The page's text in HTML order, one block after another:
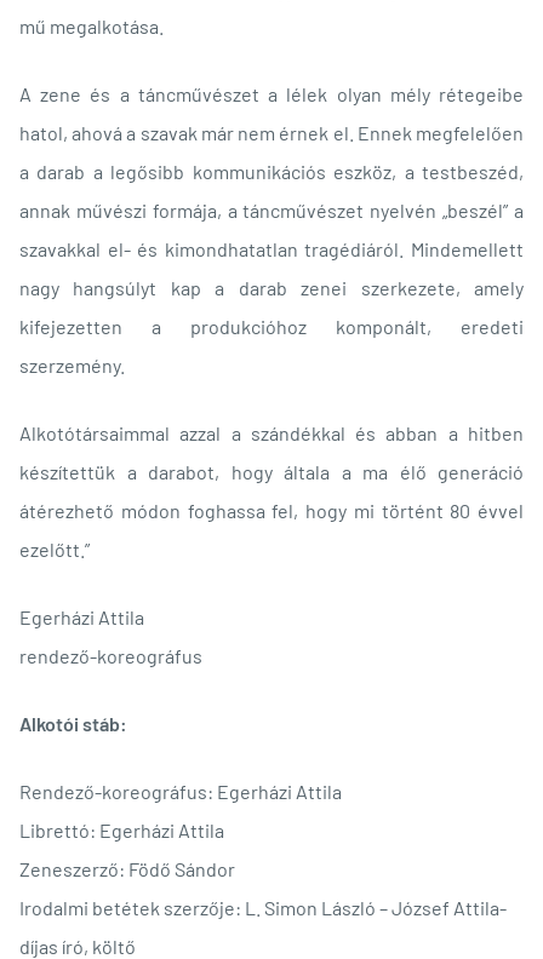
mű megalkotása.
A zene és a táncművészet a lélek olyan mély rétegeibe
hatol, ahová a szavak már nem érnek el. Ennek megfelelően
a darab a legősibb kommunikációs eszköz, a testbeszéd,
annak művészi formája, a táncművészet nyelvén „beszél” a
szavakkal el- és kimondhatatlan tragédiáról. Mindemellett
nagy hangsúlyt kap a darab zenei szerkezete, amely
kifejezetten a produkcióhoz komponált, eredeti
szerzemény.
Alkotótársaimmal azzal a szándékkal és abban a hitben
készítettük a darabot, hogy általa a ma élő generáció
átérezhető módon foghassa fel, hogy mi történt 80 évvel
ezelőtt.”
Egerházi Attila
rendező-koreográfus
Alkotói stáb:
Rendező-koreográfus: Egerházi Attila
Librettó: Egerházi Attila
Zeneszerző: Födő Sándor
Irodalmi betétek szerzője: L. Simon László – József Attila-
díjas író, költő